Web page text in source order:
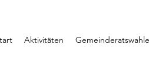
Aktivitäten